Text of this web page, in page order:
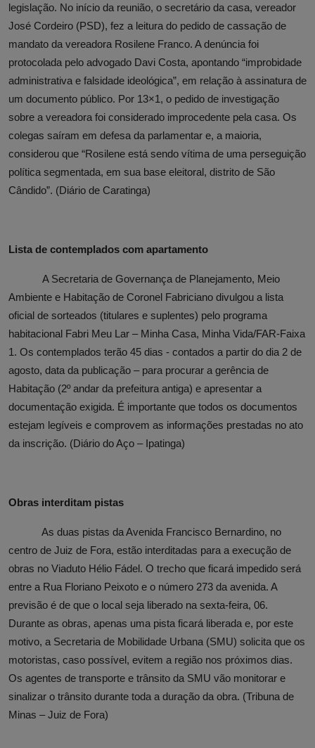
legislação. No início da reunião, o secretário da casa, vereador
José Cordeiro (PSD), fez a leitura do pedido de cassação de
mandato da vereadora Rosilene Franco. A denúncia foi
protocolada pelo advogado Davi Costa, apontando “improbidade
administrativa e falsidade ideológica”, em relação à assinatura de
um documento público. Por 13×1, o pedido de investigação
sobre a vereadora foi considerado improcedente pela casa. Os
colegas saíram em defesa da parlamentar e, a maioria,
considerou que “Rosilene está sendo vítima de uma perseguição
política segmentada, em sua base eleitoral, distrito de São
Cândido”. (Diário de Caratinga)
Lista de contemplados com apartamento
A Secretaria de Governança de Planejamento, Meio
Ambiente e Habitação de Coronel Fabriciano divulgou a lista
oficial de sorteados (titulares e suplentes) pelo programa
habitacional Fabri Meu Lar – Minha Casa, Minha Vida/FAR-Faixa
1. Os contemplados terão 45 dias - contados a partir do dia 2 de
agosto, data da publicação – para procurar a gerência de
Habitação (2º andar da prefeitura antiga) e apresentar a
documentação exigida. É importante que todos os documentos
estejam legíveis e comprovem as informações prestadas no ato
da inscrição. (Diário do Aço – Ipatinga)
Obras interditam pistas
As duas pistas da Avenida Francisco Bernardino, no
centro de Juiz de Fora, estão interditadas para a execução de
obras no Viaduto Hélio Fádel. O trecho que ficará impedido será
entre a Rua Floriano Peixoto e o número 273 da avenida. A
previsão é de que o local seja liberado na sexta-feira, 06.
Durante as obras, apenas uma pista ficará liberada e, por este
motivo, a Secretaria de Mobilidade Urbana (SMU) solicita que os
motoristas, caso possível, evitem a região nos próximos dias.
Os agentes de transporte e trânsito da SMU vão monitorar e
sinalizar o trânsito durante toda a duração da obra. (Tribuna de
Minas – Juiz de Fora)